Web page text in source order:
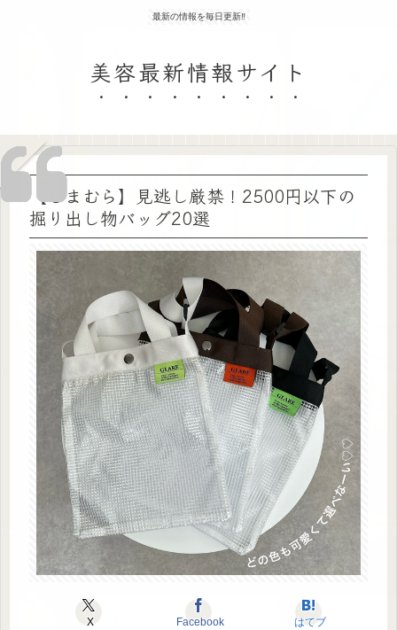
最新の情報を毎日更新‼
美容最新情報サイト
【しまむら】見逃し厳禁！2500円以下の
掘り出し物バッグ20選
X Facebook はてブ